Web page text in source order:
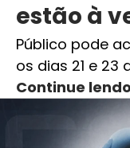
estão à
Público pode
os dias 21 e 23
Continue lendo